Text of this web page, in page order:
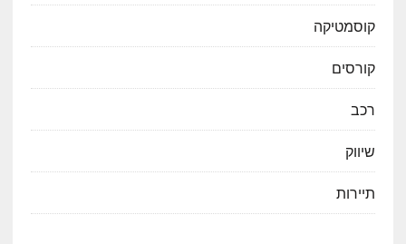
קוסמטיקה
קורסים
רכב
שיווק
תיירות